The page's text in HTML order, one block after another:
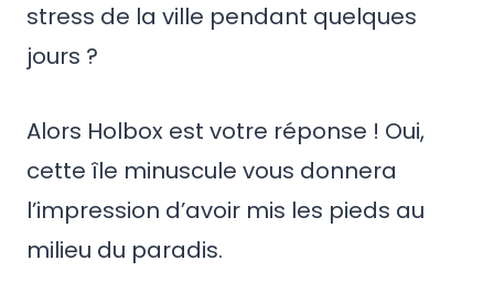
stress de la ville pendant quelques
jours ?
Alors Holbox est votre réponse ! Oui,
cette île minuscule vous donnera
l’impression d’avoir mis les pieds au
milieu du paradis.